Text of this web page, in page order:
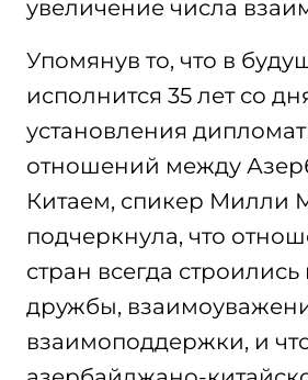
увеличение числа
Упомянув то, что в
исполнится 35 лет со
установления
отношений между
Китаем, спикер Милли
подчеркнула, что
стран всегда
дружбы,
взаимоподдержки, и